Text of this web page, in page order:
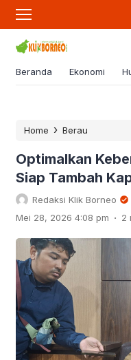
Beranda Ekonomi
Home › Berau
Optimalkan
Siap Tambah
Redaksi Klik Borneo
Mei 28, 2026 4:08 pm . 2